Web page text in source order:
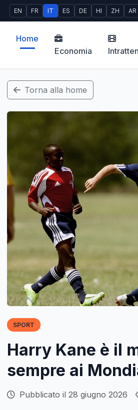
EN FR IT ES DE HI ZH AR
Home
Economia
Torna alla home
SPORT
Harry Kane è il
sempre ai
Pubblicato il 28 giugno 2026